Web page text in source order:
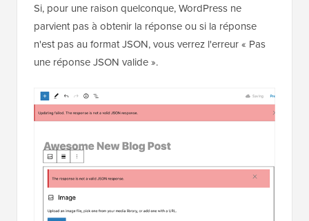
Si, pour une raison quelconque, WordPress ne
parvient pas à obtenir la réponse ou si la réponse
n'est pas au format JSON, vous verrez l'erreur « Pas
une réponse JSON valide ».